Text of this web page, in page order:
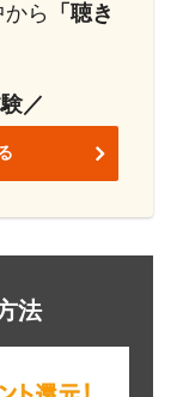
ら
「聴き
／
法